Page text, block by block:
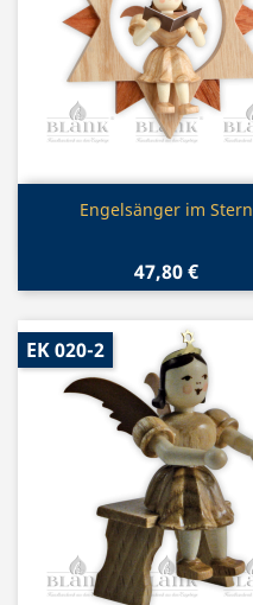
Vorschau
Engelsänger im Stern
47,80 €
EK 020-2